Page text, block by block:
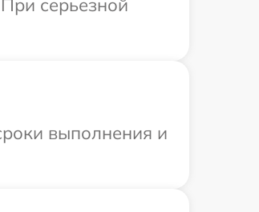
серьезной
выполнения и